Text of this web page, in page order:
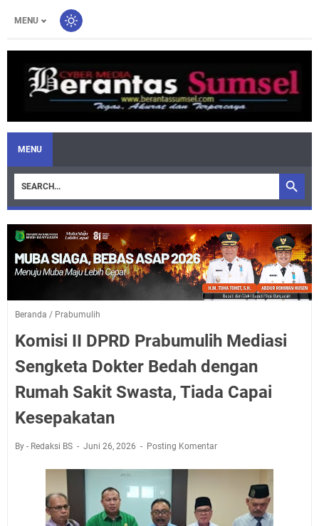
MENU
MENU
Beranda / Prabumulih
Komisi II DPRD Prabumulih Mediasi
Sengketa Dokter Bedah dengan
Rumah Sakit Swasta, Tiada Capai
Kesepakatan
By - Redaksi BS Juni 26, 2026 Posting Komentar